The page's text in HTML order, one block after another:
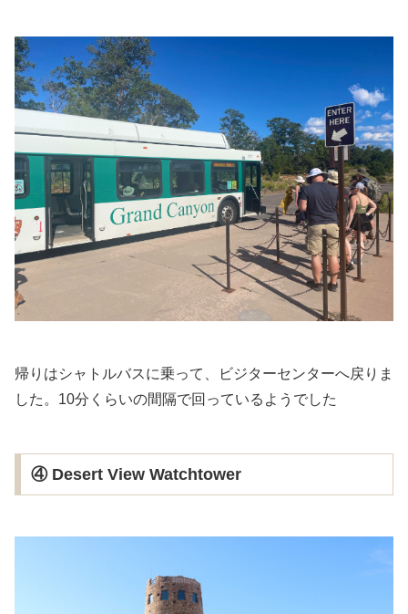
帰りはシャトルバスに乗って、ビジターセンターへ戻りま
した。10分くらいの間隔で回っているようでした
④ Desert View Watchtower